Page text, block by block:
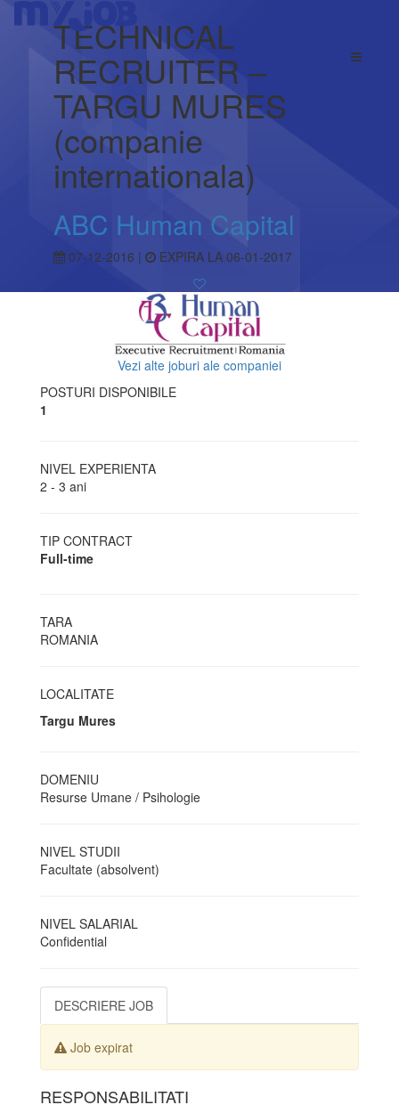
TECHNICAL
RECRUITER –
TARGU MURES
(companie
internationala)
ABC Human Capital
07-12-2016 | EXPIRA LA 06-01-2017
Vezi alte joburi ale companiei
POSTURI DISPONIBILE
1
NIVEL EXPERIENTA
2 - 3 ani
TIP CONTRACT
Full-time
TARA
ROMANIA
LOCALITATE
Targu Mures
DOMENIU
Resurse Umane / Psihologie
NIVEL STUDII
Facultate (absolvent)
NIVEL SALARIAL
Confidential
DESCRIERE JOB
Job expirat
RESPONSABILITATI